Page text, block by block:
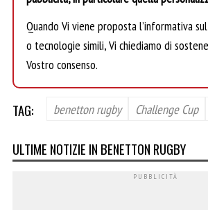
Quando Vi viene proposta l’informativa
o tecnologie simili, Vi chiediamo di
Vostro consenso.
TAG: benetton rugby Challenge Cup
ULTIME NOTIZIE IN BENETTON RUGBY